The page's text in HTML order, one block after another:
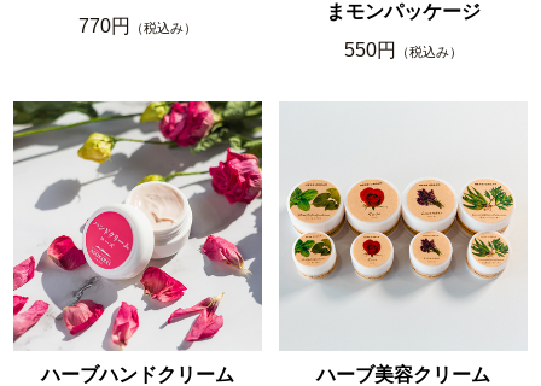
770円
（税込み）
まモンパッケージ
550円
（税込み）
ハーブハンドクリーム
ハーブ美容クリーム